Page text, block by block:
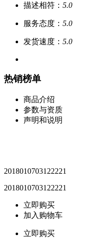
描述相符： 5.0
服务态度： 5.0
发货速度： 5.0
热销榜单
商品介绍
参数与资质
声明和说明
2018010703122221
2018010703122221
立即购买
加入购物车
立即购买